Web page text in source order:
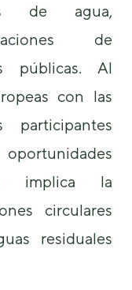
de agua,
de
públicas. Al
con las
participantes
implica la
circulares
residuales
que
lo
tu
Si
estas
web.